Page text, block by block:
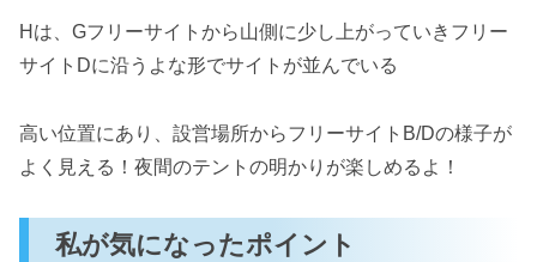
Hは、Gフリーサイトから山側に少し上がっていきフリー
サイトDに沿うよな形でサイトが並んでいる
高い位置にあり、設営場所からフリーサイトB/Dの様子が
よく見える！夜間のテントの明かりが楽しめるよ！
私が気になったポイント